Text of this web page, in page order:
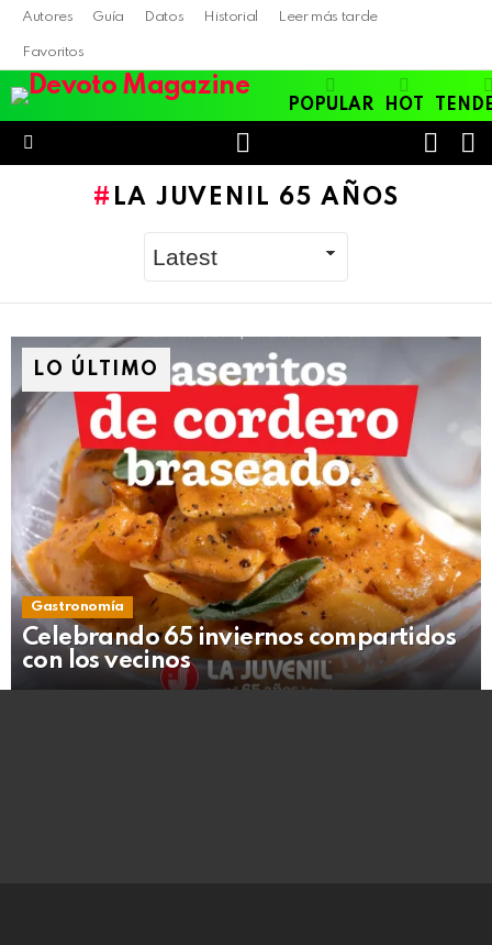
Autores Guía Datos Historial Leer más tarde
Favoritos
POPULAR HOT
SKIN
LA JUVENIL 65 AÑOS
LO ÚLTIMO
Gastronomía
Celebrando 65 inviernos compartidos
con los vecinos